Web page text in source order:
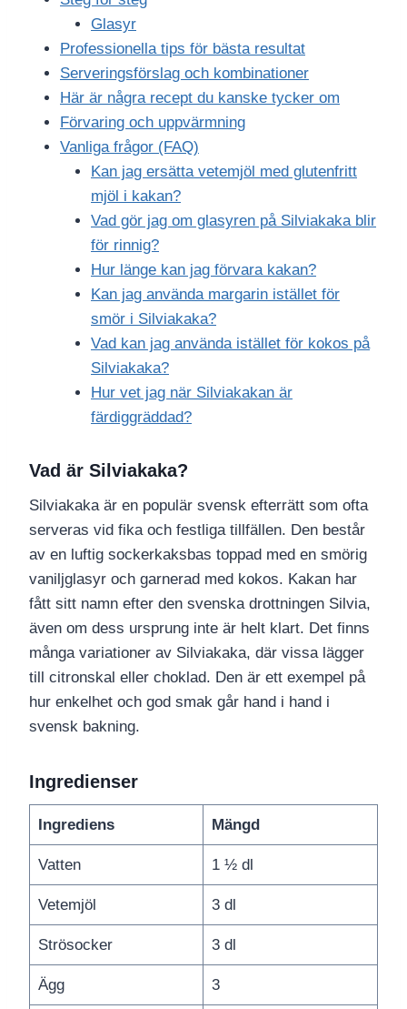
Glasyr
Professionella tips för bästa resultat
Serveringsförslag och kombinationer
Här är några recept du kanske tycker om
Förvaring och uppvärmning
Vanliga frågor (FAQ)
Kan jag ersätta vetemjöl med glutenfritt
mjöl i kakan?
Vad gör jag om glasyren på Silviakaka blir
för rinnig?
Hur länge kan jag förvara kakan?
Kan jag använda margarin istället för
smör i Silviakaka?
Vad kan jag använda istället för kokos på
Silviakaka?
Hur vet jag när Silviakakan är
färdiggräddad?
Vad är Silviakaka?
Silviakaka är en populär svensk efterrätt som ofta
serveras vid fika och festliga tillfällen. Den består
av en luftig sockerkaksbas toppad med en smörig
vaniljglasyr och garnerad med kokos. Kakan har
fått sitt namn efter den svenska drottningen Silvia,
även om dess ursprung inte är helt klart. Det finns
många variationer av Silviakaka, där vissa lägger
till citronskal eller choklad. Den är ett exempel på
hur enkelhet och god smak går hand i hand i
svensk bakning.
Ingredienser
Ingrediens Mängd
Vatten 1 ½ dl
Vetemjöl 3 dl
Strösocker 3 dl
Ägg 3